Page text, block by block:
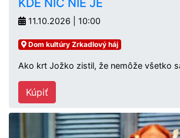
KDE NIČ NIE JE
11.10.2026 | 10:00
Dom kultúry Zrkadlový háj
Ako krt Jožko zistil, že nemôže všetko
Kúpiť